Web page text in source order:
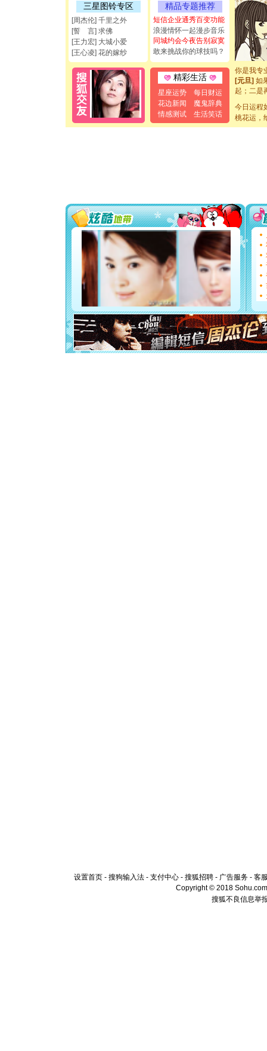
三星图铃专区
[周杰伦] 千里之外
[誓 言] 求佛
[王力宏] 大城小爱
[王心凌] 花的嫁纱
精品专题推荐
短信企业通秀百变功能
浪漫情怀一起漫步音乐
同城约会今夜告别寂寞
敢来挑战你的球技吗？
精彩生活
星座运势
每日财运
花边新闻
魔鬼辞典
情感测试
生活笑话
能正大光
都要快乐
[圣诞节]
如意,快
[元旦]看
断电。爱
你是我专
[元旦]如
起；二是
离。水晶
[元旦]当
泣，这痛
卖了。水
你太多，
要平安
[圣诞节]
能正大
都要快乐
[圣诞节]
如意,快
[元旦]
断电。
你是我
[元旦]如
起；二是
离。水晶
[元旦]当
泣，这痛
今日运程
桃花运，
设置首页 - 搜狗输入法 - 支付中心 - 搜狐招聘 - 广告服务 - 客
Copyright © 2018
搜狐不良信息举